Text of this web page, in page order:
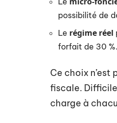
possibilité de
Le régime réel
forfait de 30 %.
Ce choix
fiscale.
charge à